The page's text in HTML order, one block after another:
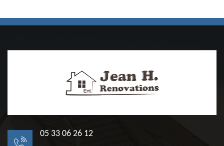
05 33 06 26 12